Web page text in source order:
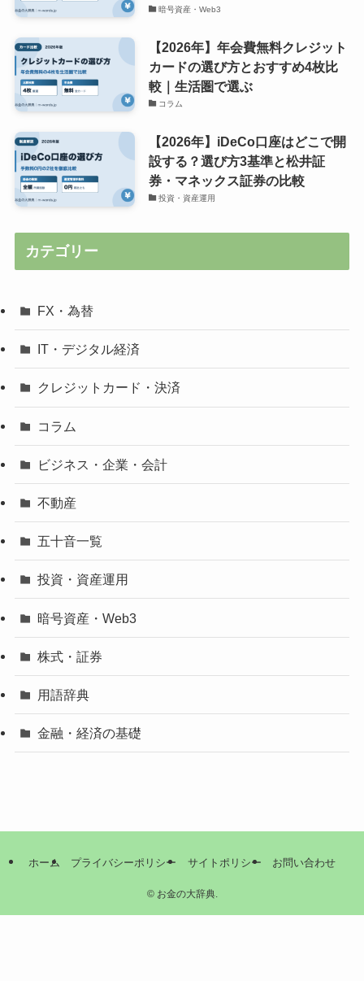
暗号資産・Web3
【2026年】年会費無料クレジット
カードの選び方とおすすめ4枚比
較｜生活圏で選ぶ
コラム
【2026年】iDeCo口座はどこで開
設する？選び方3基準と松井証
券・マネックス証券の比較
投資・資産運用
カテゴリー
FX・為替
IT・デジタル経済
クレジットカード・決済
コラム
ビジネス・企業・会計
不動産
五十音一覧
投資・資産運用
暗号資産・Web3
株式・証券
用語辞典
金融・経済の基礎
ホーム プライバシーポリシー サイトポリシー お問い合わせ
©お金の大辞典.